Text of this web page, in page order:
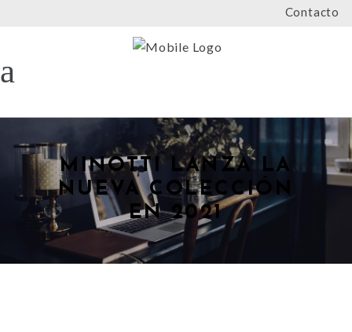
Contacto
MINOTTI LANZA LA
NUEVA COLECCIÓN
EN 2021